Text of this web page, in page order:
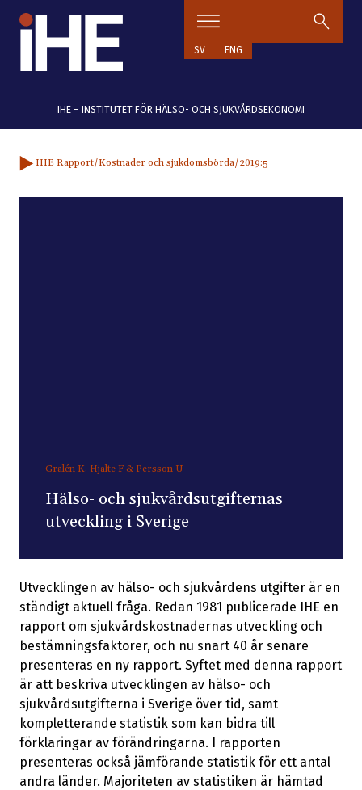
IHE – INSTITUTET FÖR HÄLSO- OCH SJUKVÅRDSEKONOMI
SV ENG
IHE Rapport/Kostnader och sjukdomsbörda/2019:5
Gralén K, Hjalte F & Persson U
Hälso- och sjukvårdsutgifternas
utveckling i Sverige
Utvecklingen av hälso- och sjukvårdens utgifter är en
ständigt aktuell fråga. Redan 1981 publicerade IHE en
rapport om sjukvårdskostnadernas utveckling och
bestämningsfaktorer, och nu snart 40 år senare
presenteras en ny rapport. Syftet med denna rapport
är att beskriva utvecklingen av hälso- och
sjukvårdsutgifterna i Sverige över tid, samt
kompletterande statistik som kan bidra till
förklaringar av förändringarna. I rapporten
presenteras också jämförande statistik för ett antal
andra länder. Majoriteten av statistiken är hämtad